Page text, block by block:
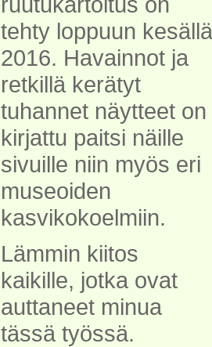
tehty loppuun kesällä
2016. Havainnot ja
retkillä kerätyt
tuhannet näytteet on
kirjattu paitsi näille
sivuille niin myös eri
museoiden
kasvikokoelmiin.
Lämmin kiitos
kaikille, jotka ovat
auttaneet minua
tässä työssä.